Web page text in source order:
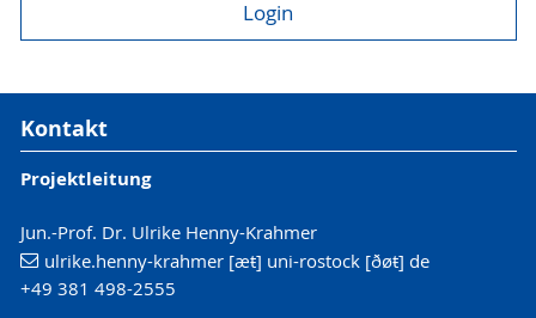
Kontakt
Projektleitung
Jun.-Prof. Dr. Ulrike Henny-Krahmer
ulrike.henny-krahmer [æŧ] uni-rostock [ðøŧ] de
+49 381 498-2555